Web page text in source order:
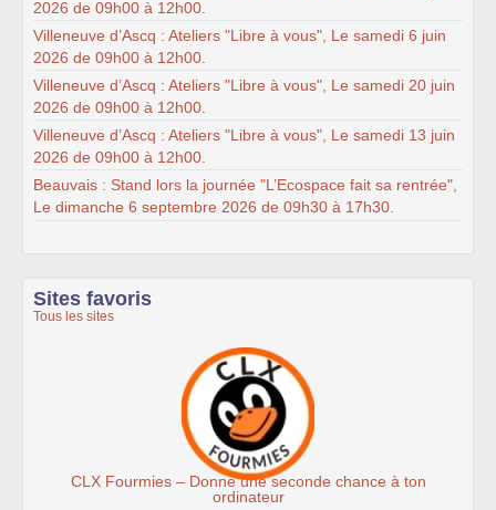
2026 de 09h00 à 12h00.
Villeneuve d’Ascq : Ateliers "Libre à vous", Le samedi 6 juin
2026 de 09h00 à 12h00.
Villeneuve d’Ascq : Ateliers "Libre à vous", Le samedi 20 juin
2026 de 09h00 à 12h00.
Villeneuve d’Ascq : Ateliers "Libre à vous", Le samedi 13 juin
2026 de 09h00 à 12h00.
Beauvais : Stand lors la journée "L’Ecospace fait sa rentrée",
Le dimanche 6 septembre 2026 de 09h30 à 17h30.
Sites favoris
Tous les sites
– Donne une seconde chance à ton